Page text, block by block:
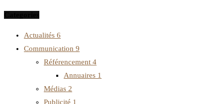
Actualités 6
Communication 9
Référencement 4
Annuaires 1
Médias 2
Publicité 1